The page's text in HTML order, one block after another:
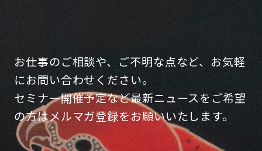
お仕事のご相談や、ご不明な点など、お気軽
にお問い合わせください。
セミナー開催予定など最新ニュースをご希望
の方はメルマガ登録をお願いいたします。